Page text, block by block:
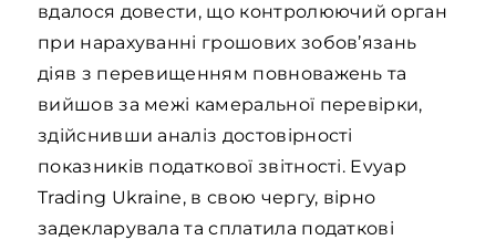
вдалося довести, що контролюючий орган
при нарахуванні грошових зобов’язань
діяв з перевищенням повноважень та
вийшов за межі камеральної перевірки,
здійснивши аналіз достовірності
показників податкової звітності. Evyap
Trading Ukraine, в свою чергу, вірно
задекларувала та сплатила податкові